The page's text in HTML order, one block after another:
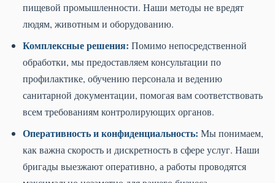
пищевой промышленности. Наши методы не вредят
людям, животным и оборудованию.
Комплексные решения: Помимо непосредственной
обработки, мы предоставляем консультации по
профилактике, обучению персонала и ведению
санитарной документации, помогая вам соответствовать
всем требованиям контролирующих органов.
Оперативность и конфиденциальность: Мы понимаем,
как важна скорость и дискретность в сфере услуг. Наши
бригады выезжают оперативно, а работы проводятся